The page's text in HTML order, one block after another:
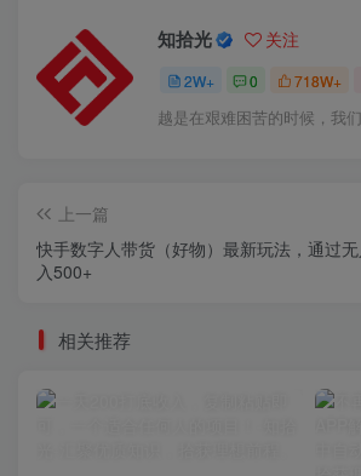
知拾光 关注
2W+ 0 718W+
越是在艰难困苦的时候，我
上一篇
快手数字人带货（好物）最新玩法，通过
入500+
相关推荐